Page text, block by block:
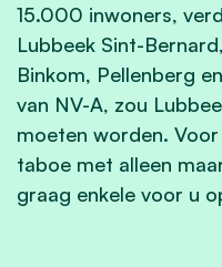
15.000 inwoners,
Lubbeek Sint-
Binkom, Pellenberg
van NV-A, zou
moeten worden.
taboe met alleen
graag enkele voor u